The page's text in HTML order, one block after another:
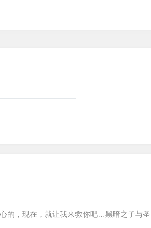
的，现在，就让我来救你吧…黑暗之子与圣